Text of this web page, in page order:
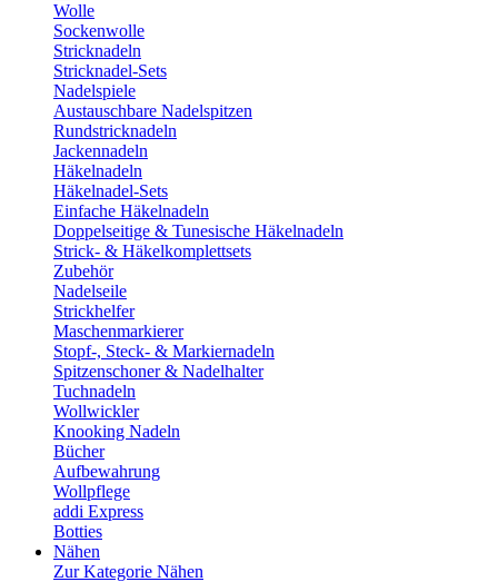
Wolle
Sockenwolle
Stricknadeln
Stricknadel-Sets
Nadelspiele
Austauschbare Nadelspitzen
Rundstricknadeln
Jackennadeln
Häkelnadeln
Häkelnadel-Sets
Einfache Häkelnadeln
Doppelseitige & Tunesische Häkelnadeln
Strick- & Häkelkomplettsets
Zubehör
Nadelseile
Strickhelfer
Maschenmarkierer
Stopf-, Steck- & Markiernadeln
Spitzenschoner & Nadelhalter
Tuchnadeln
Wollwickler
Knooking Nadeln
Bücher
Aufbewahrung
Wollpflege
addi Express
Botties
Nähen
Zur Kategorie Nähen